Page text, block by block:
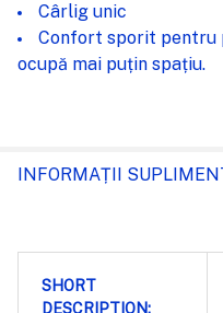
Cârlig unic
Confort sporit pentru
ocupă mai puțin spațiu.
INFORMAȚII
SHORT
DESCRIPTION: